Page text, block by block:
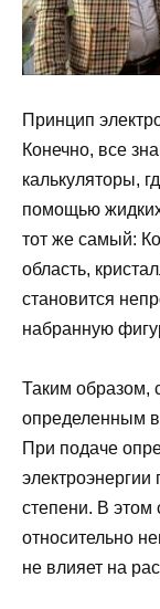
Принцип
Конечно, все
калькуляторы,
помощью
тот же самый:
область,
становится
набранную
Таким образом,
определенным
При подаче
электроэнергии
степени. В этом
относительно
не влияет на